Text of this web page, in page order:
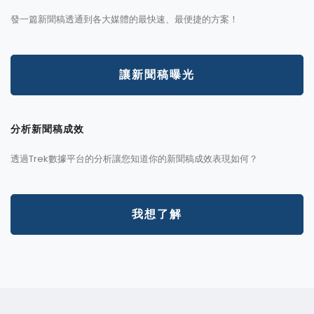
發一篇新聞稿透通到各大媒體的最快速、最便捷的方案！
讓新聞稿曝光
分析新聞稿成效
透過Trek數據平台的分析讓您知道你的新聞稿成效表現如何？
我想了解